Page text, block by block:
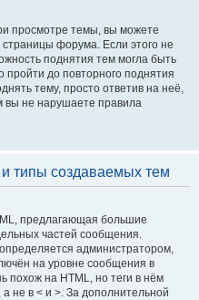
просмотре темы, вы можете
форума. Если этого не
поднятия тем могла быть
до повторного поднятия
тему, просто ответив на неё,
вы не нарушаете правила
типы создаваемых тем
предлагающая большие
частей сообщения.
администратором,
на уровне сообщения в
похож на HTML, но теги в нём
не в < и >. За дополнительной